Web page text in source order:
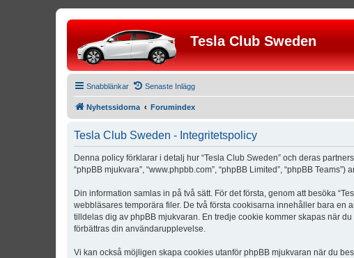
Tesla Club Sweden
Snabblänkar Senaste Inlägg
Nyhetssidorna Forumindex
Tesla Club Sweden - Integritetspolicy
Denna policy förklarar i detalj hur “Tesla Club Sweden” och deras partners
“phpBB mjukvara”, “www.phpbb.com”, “phpBB Limited”, “phpBB
Din information samlas in på två sätt. För det första, genom att besöka
webbläsares temporära filer. De två första cookisarna innehåller bara en
tilldelas dig av phpBB mjukvaran. En tredje cookie kommer skapas när
förbättras din användarupplevelse.
Vi kan också möjligen skapa cookies utanför phpBB mjukvaran när du